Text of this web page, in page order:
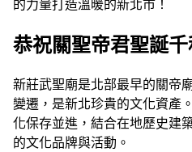
的力量打造溫暖的新北市！
恭祝關聖帝君聖誕千
新莊武聖廟是北部最早的關帝
變遷，是新北珍貴的文化資產
化保存並進，結合在地歷史建
的文化品牌與活動。